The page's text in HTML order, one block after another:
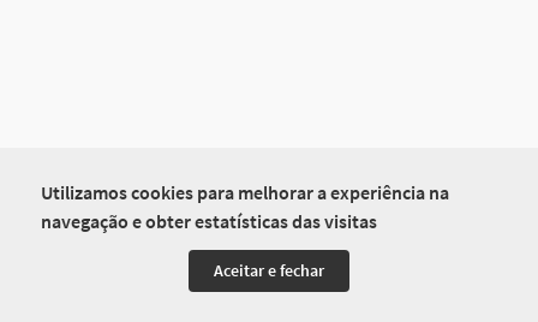
Utilizamos cookies para melhorar a experiência na
navegação e obter estatísticas das visitas
Aceitar e fechar